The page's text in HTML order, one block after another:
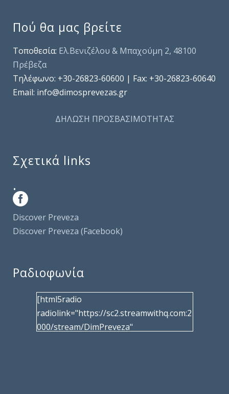
Πού θα μας βρείτε
Τοποθεσία: Ελ.Βενιζέλου & Μπαχούμη 2, 48100
Πρέβεζα
Τηλέφωνo: +30-26823-60600 | Fax: +30-26823-60640
Email: info@dimosprevezas.gr
ΔΗΛΩΣΗ ΠΡΟΣΒΑΣΙΜΟΤΗΤΑΣ
Σχετικά links
.
Discover Preveza
Discover Preveza (Facebook)
Ραδιοφωνία
[html5radio
radiolink="https://sc2.streamwithq.com:2
000/stream/DimPreveza"